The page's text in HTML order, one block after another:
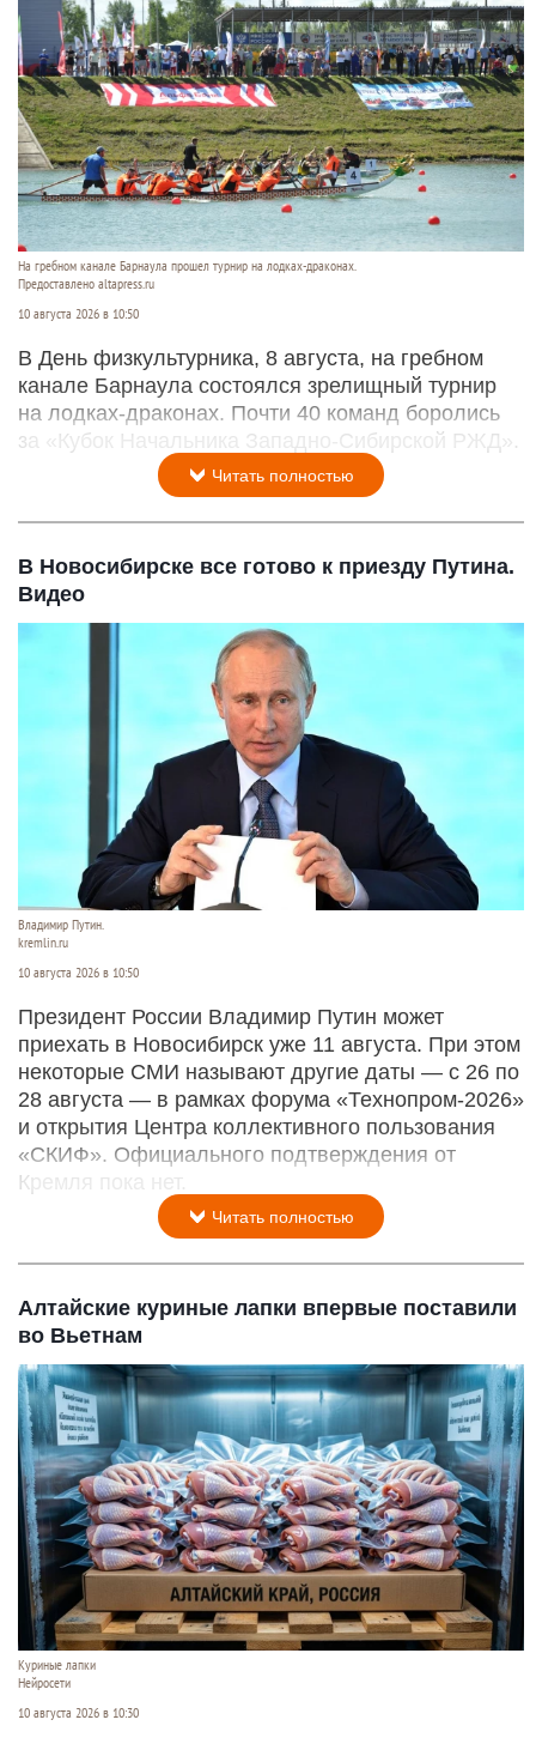
На гребном канале Барнаула прошел турнир на лодках-драконах.
Предоставлено altapress.ru
10 августа 2026 в 10:50
В День физкультурника, 8 августа, на гребном
канале Барнаула состоялся зрелищный турнир
на лодках-драконах. Почти 40 команд боролись
за «Кубок Начальника Западно-Сибирской РЖД».
Читать полностью
В Новосибирске все готово к приезду Путина.
Видео
Владимир Путин.
kremlin.ru
10 августа 2026 в 10:50
Президент России Владимир Путин может
приехать в Новосибирск уже 11 августа. При этом
некоторые СМИ называют другие даты — с 26 по
28 августа — в рамках форума «Технопром-2026»
и открытия Центра коллективного пользования
«СКИФ». Официального подтверждения от
Кремля пока нет.
Читать полностью
Алтайские куриные лапки впервые поставили
во Вьетнам
Куриные лапки
Нейросети
10 августа 2026 в 10:30